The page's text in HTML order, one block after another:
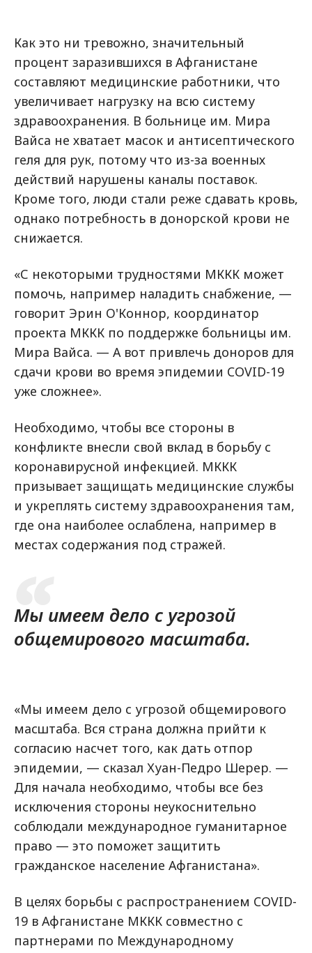
Как это ни тревожно, значительный
процент заразившихся в Афганистане
составляют медицинские работники, что
увеличивает нагрузку на всю систему
здравоохранения. В больнице им. Мира
Вайса не хватает масок и антисептического
геля для рук, потому что из-за военных
действий нарушены каналы поставок.
Кроме того, люди стали реже сдавать кровь,
однако потребность в донорской крови не
снижается.
«С некоторыми трудностями МККК может
помочь, например наладить снабжение, —
говорит Эрин О'Коннор, координатор
проекта МККК по поддержке больницы им.
Мира Вайса. — А вот привлечь доноров для
сдачи крови во время эпидемии COVID-19
уже сложнее».
Необходимо, чтобы все стороны в
конфликте внесли свой вклад в борьбу с
коронавирусной инфекцией. МККК
призывает защищать медицинские службы
и укреплять систему здравоохранения там,
где она наиболее ослаблена, например в
местах содержания под стражей.
Мы имеем дело с угрозой
общемирового масштаба.
«Мы имеем дело с угрозой общемирового
масштаба. Вся страна должна прийти к
согласию насчет того, как дать отпор
эпидемии, — сказал Хуан-Педро Шерер. —
Для начала необходимо, чтобы все без
исключения стороны неукоснительно
соблюдали международное гуманитарное
право — это поможет защитить
гражданское население Афганистана».
В целях борьбы с распространением COVID-
19 в Афганистане МККК совместно с
партнерами по Международному